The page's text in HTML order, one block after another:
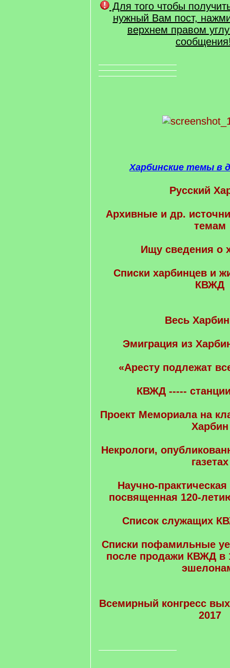
Для того чтобы
нужный Вам пост,
верхнем правом
Харбинские темы в
Русский
Архивные и др.
темам
Ищу сведения о
Cписки харбинцев и
КВЖД
Весь
Эмиграция из
«Аресту подлежат
КВЖД -----
Проект Мемориала на
Харбин
Некрологи,
газетах
Научно-
посвященная 120-
Список служащих
Списки пофамильные
после продажи КВЖД в
Всемирный конгресс
2017